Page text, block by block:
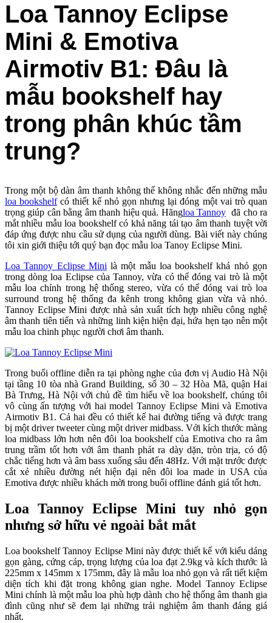
Loa Tannoy Eclipse
Mini & Emotiva
Airmotiv B1: Đâu là
mẫu bookshelf hay
trong phân khúc tầm
trung?
Trong một bộ dàn âm thanh không thể không nhắc đến những mẫu
loa bookshelfcó thiết kế nhỏ gọn nhưng lại đóng một vai trò quan
trọng giúp cân bằng âm thanh hiệu quả. Hãngloa Tannoy đã cho ra
mắt nhiều mẫu loa bookshelf có khả năng tái tạo âm thanh tuyệt vời
đáp ứng được nhu cầu sử dụng của người dùng. Bài viết này chúng
tôi xin giới thiệu tới quý bạn đọc mẫu loa Tanoy Eclipse Mini.
Loa Tannoy Eclipse Mini là một mẫu loa bookshelf khá nhỏ gọn
trong dòng loa Eclipse của Tannoy, vừa có thể đóng vai trò là một
mẫu loa chính trong hệ thống stereo, vừa có thể đóng vai trò loa
surround trong hệ thống đa kênh trong không gian vừa và nhỏ.
Tannoy Eclipse Mini được nhà sản xuất tích hợp nhiều công nghệ
âm thanh tiên tiến và những linh kiện hiện đại, hứa hẹn tạo nên một
mẫu loa chinh phục người chơi âm thanh.
Trong buổi offline diễn ra tại phòng nghe của đơn vị Audio Hà Nội
tại tầng 10 tòa nhà Grand Building, số 30 – 32 Hòa Mã, quận Hai
Bà Trưng, Hà Nội với chủ đề tìm hiểu về loa bookshelf, chúng tôi
vô cùng ấn tượng với hai model Tannoy Eclipse Mini và Emotiva
Airmotiv B1. Cả hai đều có thiết kế hai đường tiếng và được trang
bị một driver tweeter cùng một driver midbass. Với kích thước màng
loa midbass lớn hơn nên đôi loa bookshelf của Emotiva cho ra âm
trung trầm tốt hơn với âm thanh phát ra dày dặn, tròn trịa, có độ
chắc tiếng hơn và âm bass xuống sâu đến 48Hz. Với mặt trước được
cắt xẻ nhiều đường nét hiện đại nên đôi loa made in USA của
Emotiva được nhiều khách mời trong buổi offline đánh giá tốt hơn.
Loa Tannoy Eclipse Mini tuy nhỏ gọn
nhưng sở hữu vẻ ngoài bắt mắt
Loa bookshelf Tannoy Eclipse Mini này được thiết kế với kiểu dáng
gọn gàng, cứng cáp, trọng lượng của loa đạt 2.9kg và kích thước là
225mm x 145mm x 175mm, đây là mẫu loa nhỏ gọn và rất tiết kiệm
diện tích khi đặt trong không gian nghe. Model Tannoy Eclipse
Mini chính là một mẫu loa phù hợp dành cho hệ thống âm thanh gia
đình cũng như sẽ đem lại những trải nghiệm âm thanh đáng giá
nhất.